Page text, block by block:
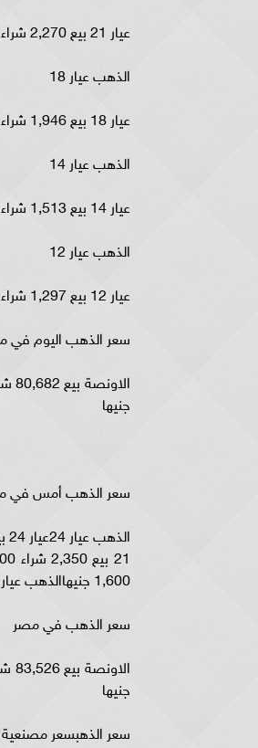
عيار 21 بيع 2,270 شراء 2,290 جنيها
الذهب عيار 18
عيار 18 بيع 1,946 شراء 1,963 جنيها
الذهب عيار 14
عيار 14 بيع 1,513 شراء 1,527 جنيها
الذهب عيار 12
عيار 12 بيع 1,297 شراء 1,309 جنيها
سعر الذهب اليوم في
جنيها
سعر الذهب أمس في
1,600 جنيهاالذهب عيار 12عيار 12 بيع 1,343 شراء 1,371 جنيها
سعر الذهب في مصر
جنيها
سعر الذهبسعر